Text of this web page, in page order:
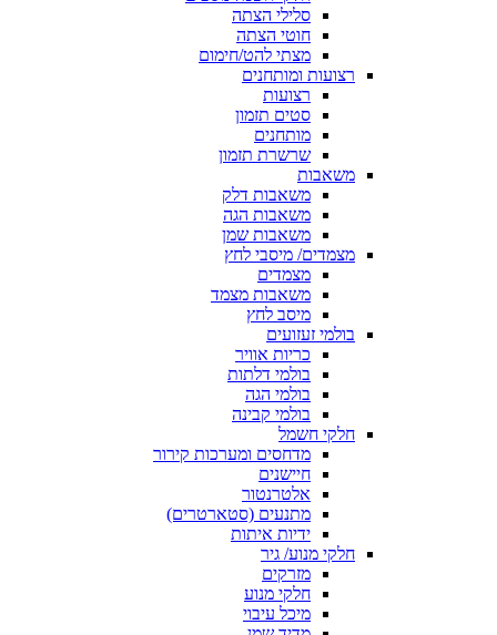
סלילי הצתה
חוטי הצתה
מצתי להט/חימום
רצועות ומותחנים
רצועות
סטים תזמון
מותחנים
שרשרת תזמון
משאבות
משאבות דלק
משאבות הגה
משאבות שמן
מצמדים/ מיסבי לחץ
מצמדים
משאבות מצמד
מיסב לחץ
בולמי זעזועים
כריות אוויר
בולמי דלתות
בולמי הגה
בולמי קבינה
חלקי חשמל
מדחסים ומערכות קירור
חיישנים
אלטרנטור
מתנעים (סטארטרים)
ידיות איתות
חלקי מנוע/ גיר
מזרקים
חלקי מנוע
מיכל עיבוי